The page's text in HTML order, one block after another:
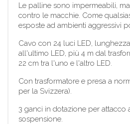
Le palline sono impermeabili,
contro le macchie. Come
esposte ad ambienti aggressivi
Cavo con 24 luci LED,
all'ultimo LED, più 4 m dal
22 cm tra l'uno e l'altro LED.
Con trasformatore e presa a
per la Svizzera).
3 ganci in dotazione per attacco
sospensione.